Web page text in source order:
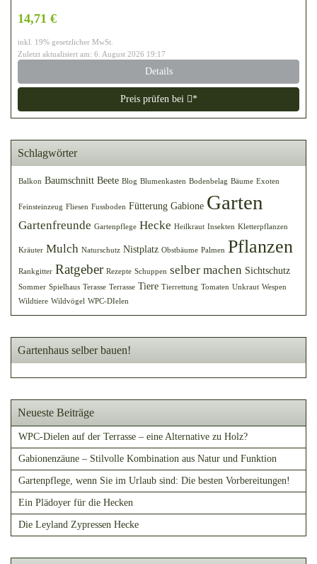
14,71 €
inkl. 19% gesetzlicher MwSt.
Zuletzt aktualisiert am: 6. August 2026 19:17
Details
Preis prüfen bei *
Schlagwörter
Balkon Baumschnitt Beete Blog Blumenkasten Bodenbelag Bäume Exoten
Feinsteinzeug Fliesen Fussboden Fütterung Gabione Garten
Gartenfreunde Gartenpflege Hecke Heilkraut Insekten Kletterpflanzen
Kräuter Mulch Naturschutz Nistplatz Obstbäume Palmen Pflanzen
Rankgitter Ratgeber Rezepte Schuppen selber machen Sichtschutz
Sommer Spielhaus Terasse Terrasse Tiere Tierrettung Tomaten Unkraut Wespen
Wildtiere Wildvögel WPC-DIelen
Gartenhaus selber bauen!
Neueste Beiträge
WPC-Dielen auf der Terrasse – eine Alternative zu Holz?
Gabionenzäune – Stilvolle Kombination aus Natur und Funktion
Gartenpflege, wenn Sie im Urlaub sind: Die besten Vorbereitungen!
Ein Plädoyer für die Hecken
Die Leyland Zypressen Hecke